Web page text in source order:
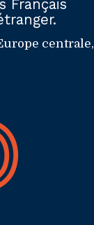
Français
centrale,